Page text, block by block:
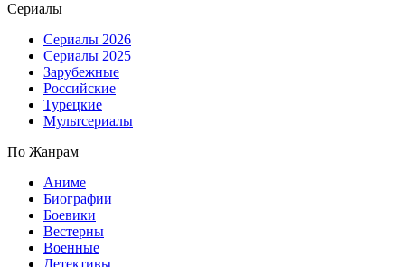
Сериалы
Сериалы 2026
Сериалы 2025
Зарубежные
Российские
Турецкие
Мультсериалы
По Жанрам
Аниме
Биографии
Боевики
Вестерны
Военные
Детективы